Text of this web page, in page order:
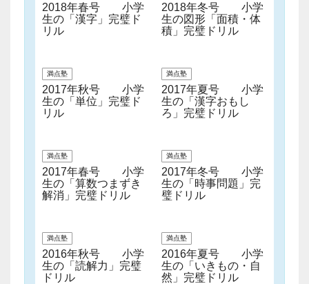
2018年春号 小学
生の「漢字」完璧ド
リル
2018年冬号 小学
生の図形「面積・体
積」完璧ドリル
満点塾
2017年秋号 小学
生の「単位」完璧ド
リル
満点塾
2017年夏号 小学
生の「漢字おもし
ろ」完璧ドリル
満点塾
2017年春号 小学
生の「算数つまずき
解消」完璧ドリル
満点塾
2017年冬号 小学
生の「時事問題」完
璧ドリル
満点塾
2016年秋号 小学
生の「読解力」完璧
ドリル
満点塾
2016年夏号 小学
生の「いきもの・自
然」完璧ドリル